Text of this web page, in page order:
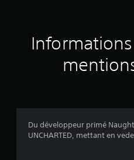
Du développeur primé
UNCHARTED, mettant en